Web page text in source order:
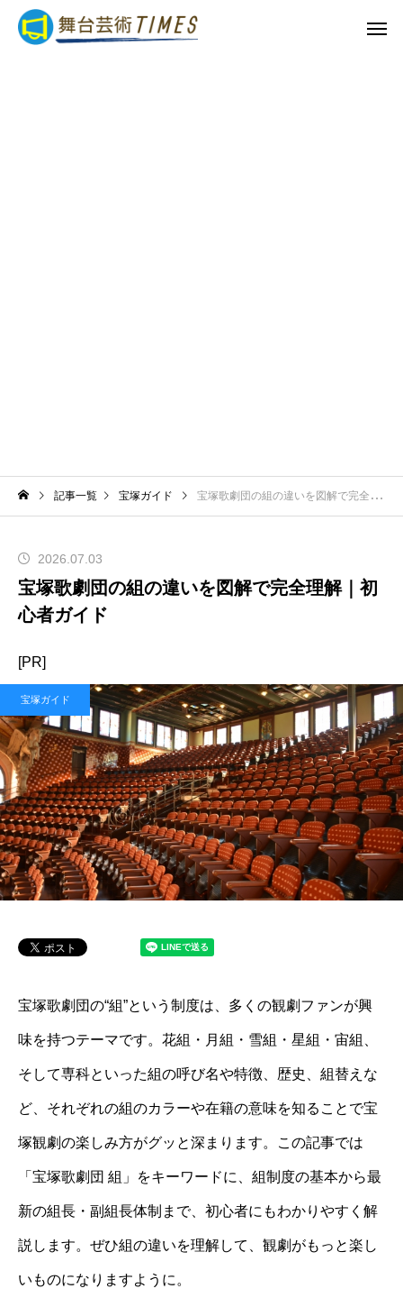
記事一覧 宝塚ガイド 宝塚歌劇団の組の違いを図解で完全理解｜初心者ガイド
2026.07.03
宝塚歌劇団の組の違いを図解で完全理解｜初
心者ガイド
[PR]
宝塚ガイド
宝塚歌劇団の“組”という制度は、多くの観劇ファンが興
味を持つテーマです。花組・月組・雪組・星組・宙組、
そして専科といった組の呼び名や特徴、歴史、組替えな
ど、それぞれの組のカラーや在籍の意味を知ることで宝
塚観劇の楽しみ方がグッと深まります。この記事では
「宝塚歌劇団 組」をキーワードに、組制度の基本から最
新の組長・副組長体制まで、初心者にもわかりやすく解
説します。ぜひ組の違いを理解して、観劇がもっと楽し
いものになりますように。